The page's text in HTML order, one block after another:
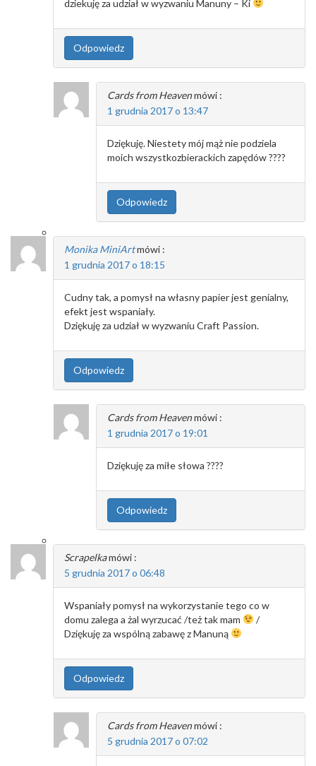
dziekuję za udział w wyzwaniu Manuny – Ki
Odpowiedz
Cards from Heavenmówi :
1 grudnia 2017 o 13:47
Dziękuję. Niestety mój mąż nie podziela
moich wszystkozbierackich zapędów ????
Odpowiedz
Monika MiniArtmówi :
1 grudnia 2017 o 18:15
Cudny tak, a pomysł na własny papier jest genialny,
efekt jest wspaniały.
Dziękuję za udział w wyzwaniu Craft Passion.
Odpowiedz
Cards from Heavenmówi :
1 grudnia 2017 o 19:01
Dziękuję za miłe słowa ????
Odpowiedz
Scrapelkamówi :
5 grudnia 2017 o 06:48
Wspaniały pomysł na wykorzystanie tego co w
domu zalega a żal wyrzucać /też tak mam
/
Dziękuję za wspólną zabawę z Manuną
Odpowiedz
Cards from Heavenmówi :
5 grudnia 2017 o 07:02